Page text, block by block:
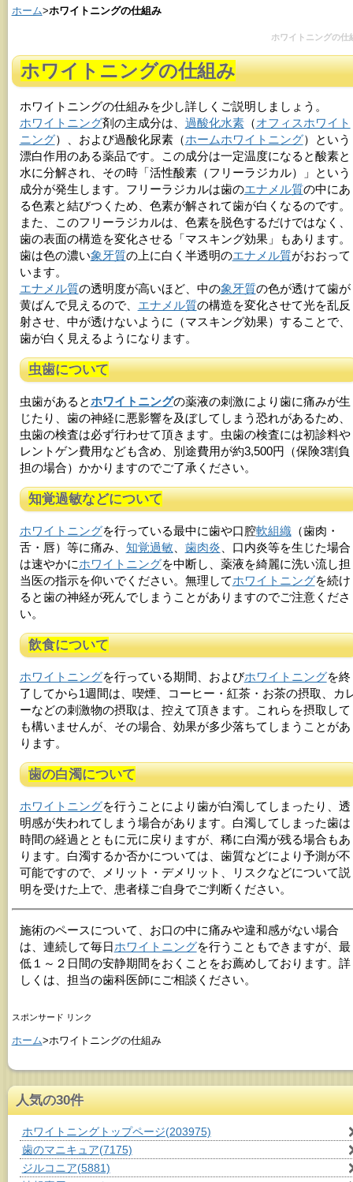
ホーム>ホワイトニングの仕組み
ホワイトニングの仕
ホワイトニングの仕組み
ホワイトニングの仕組みを少し詳しくご説明しましょう。
ホワイトニング剤の主成分は、 過酸化水素（オフィスホワイト
ニング）、および過酸化尿素（ホームホワイトニング）という
漂白作用のある薬品です。この成分は一定温度になると酸素と
水に分解され、その時「活性酸素（フリーラジカル）」という
成分が発生します。フリーラジカルは歯のエナメル質の中にあ
る色素と結びつくため、色素が解されて歯が白くなるのです。
また、このフリーラジカルは、色素を脱色するだけではなく、
歯の表面の構造を変化させる「マスキング効果」もあります。
歯は色の濃い象牙質の上に白く半透明のエナメル質がおおって
います。
エナメル質の透明度が高いほど、中の象牙質の色が透けて歯が
黄ばんで見えるので、 エナメル質の構造を変化させて光を乱反
射させ、中が透けないように（マスキング効果）することで、
歯が白く見えるようになります。
虫歯について
虫歯があるとホワイトニングの薬液の刺激により歯に痛みが生
じたり、歯の神経に悪影響を及ぼしてしまう恐れがあるため、
虫歯の検査は必ず行わせて頂きます。虫歯の検査には初診料や
レントゲン費用なども含め、別途費用が約3,500円（保険3割負
担の場合）かかりますのでご了承ください。
知覚過敏などについて
ホワイトニングを行っている最中に歯や口腔軟組織（歯肉・
舌・唇）等に痛み、 知覚過敏、 歯肉炎 、口内炎等を生じた場合
は速やかにホワイトニングを中断し、薬液を綺麗に洗い流し担
当医の指示を仰いでください。無理してホワイトニングを続け
ると歯の神経が死んでしまうことがありますのでご注意くださ
い。
飲食について
ホワイトニングを行っている期間、およびホワイトニングを終
了してから1週間は、喫煙、コーヒー・紅茶・お茶の摂取、カ
ーなどの刺激物の摂取は、控えて頂きます。これらを摂取して
も構いませんが、その場合、効果が多少落ちてしまうことがあ
ります。
歯の白濁について
ホワイトニングを行うことにより歯が白濁してしまったり、透
明感が失われてしまう場合があります。白濁してしまった歯は
時間の経過とともに元に戻りますが、稀に白濁が残る場合もあ
ります。白濁するか否かについては、歯質などにより予測が不
可能ですので、メリット・デメリット、リスクなどについて説
明を受けた上で、患者様ご自身でご判断ください。
施術のペースについて、お口の中に痛みや違和感がない場合
は、連続して毎日ホワイトニングを行うこともできますが、最
低１～２日間の安静期間をおくことをお薦めしております。詳
しくは、担当の歯科医師にご相談ください。
スポンサード リンク
ホーム>ホワイトニングの仕組み
人気の30件
ホワイトニングトップページ(203975)
歯のマニキュア(7175)
ジルコニア(5881)